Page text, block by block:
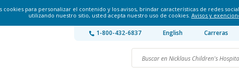
cookies para personalizar el contenido y los avisos, brindar características de redes
utilizando nuestro sitio, usted acepta nuestro uso de cookies. Avisos y
1-800-432-6837 English Carreras